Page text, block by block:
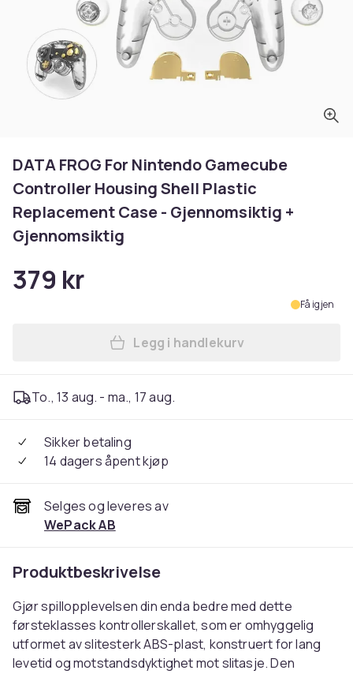
DATA FROG For Nintendo Gamecube
Controller Housing Shell Plastic
Replacement Case - Gjennomsiktig +
Gjennomsiktig
379 kr
Få igjen
Legg DATA FROG For
Legg i handlekurv
To., 13 aug. - ma., 17 aug.
Sikker betaling
14 dagers åpent kjøp
Selges og leveres av
WePack AB
Produktbeskrivelse
Gjør spillopplevelsen din enda bedre med dette
førsteklasses kontrollerskallet, som er omhyggelig
utformet av slitesterk ABS-plast, konstruert for lang
levetid og motstandsdyktighet mot slitasje. Den